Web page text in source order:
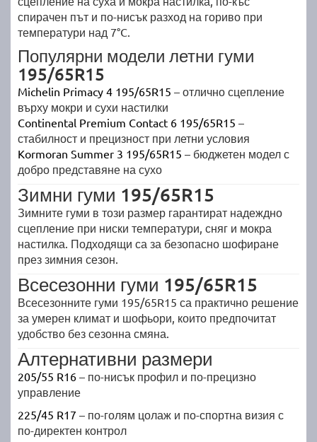
спирачен път и по-нисък разход на гориво при
температури над 7°C.
Популярни модели летни гуми
195/65R15
Michelin Primacy 4 195/65R15 – отлично сцепление
върху мокри и сухи настилки
Continental Premium Contact 6 195/65R15 –
стабилност и прецизност при летни условия
Kormoran Summer 3 195/65R15 – бюджетен модел с
добро представяне на сухо
Зимни гуми 195/65R15
Зимните гуми в този размер гарантират надеждно
сцепление при ниски температури, сняг и мокра
настилка. Подходящи са за безопасно шофиране
през зимния сезон.
Всесезонни гуми 195/65R15
Всесезонните гуми 195/65R15 са практично решение
за умерен климат и шофьори, които предпочитат
удобство без сезонна смяна.
Алтернативни размери
205/55 R16 – по-нисък профил и по-прецизно
управление
225/45 R17 – по-голям цолаж и по-спортна визия с
по-директен контрол